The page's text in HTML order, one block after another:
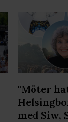
"Möter
med Siw,